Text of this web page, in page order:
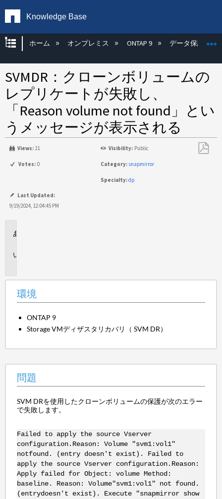
Knowledge Base
グローバル階層を展開/折りたたむ
ホーム オンプレミス ONTAP 9 データ保護
SVMDR：クローンボリュームの
レプリケートが失敗し、
「Reason volume not found」とい
うメッセージが表示される
Views: 21 Visibility: Public
Votes: 0 Category: snapmirror
Specialty:dp
Last Updated:
9/19/2024, 12:04:45 PM
環境
ONTAP 9
Storage VMディザスタリカバリ（SVM DR）
問題
SVM DRを使用したクローンボリュームの保護が次のエラー
で失敗します。
Failed to apply the source Vserver
configuration.Reason: Volume "svm1:vol1"
notfound. (entry doesn't exist). Failed to
apply the source Vserver configuration.Reason:
Apply failed for Object: volume Method:
baseline. Reason: Volume"svm1:vol1" not found.
(entrydoesn't exist). Execute "snapmirror show